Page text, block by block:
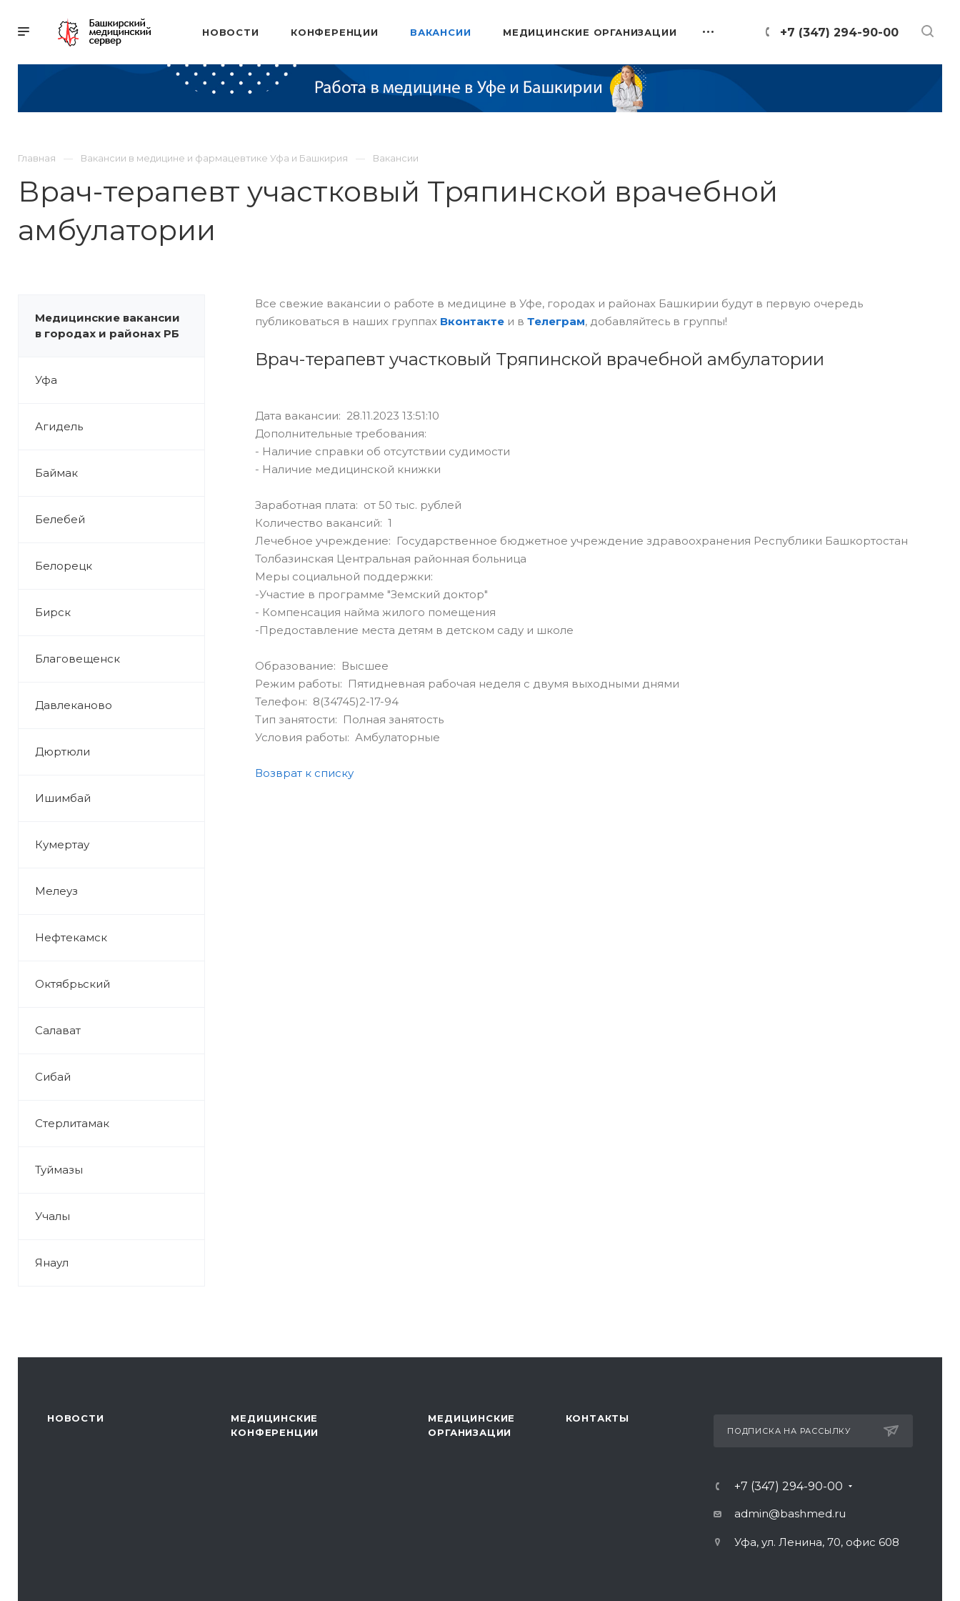
+7 (347) 294-90-00
НОВОСТИ КОНФЕРЕНЦИИ ВАКАНСИИ МЕДИЦИНСКИЕ ОРГАНИЗАЦИИ
Главная Вакансии в медицине и фармацевтике Уфа и Башкирия Вакансии
Врач-терапевт участковый Тряпинской врачебной
амбулатории
Медицинские вакансии
в городах и районах РБ
Уфа
Агидель
Баймак
Белебей
Белорецк
Бирск
Благовещенск
Давлеканово
Дюртюли
Ишимбай
Кумертау
Мелеуз
Нефтекамск
Октябрьский
Салават
Сибай
Стерлитамак
Туймазы
Учалы
Янаул
Все свежие вакансии о работе в медицине в Уфе, городах и районах Башкирии будут в первую очередь
публиковаться в наших группах Вконтактеи в Телеграм, добавляйтесь в группы!
Врач-терапевт участковый Тряпинской врачебной амбулатории
Дата вакансии: 28.11.2023 13:51:10
Дополнительные требования:
- Наличие справки об отсутствии судимости
- Наличие медицинской книжки
Заработная плата: от 50 тыс. рублей
Количество вакансий: 1
Лечебное учреждение: Государственное бюджетное учреждение здравоохранения Республики Башкортостан
Толбазинская Центральная районная больница
Меры социальной поддержки:
-Участие в программе "Земский доктор"
- Компенсация найма жилого помещения
-Предоставление места детям в детском саду и школе
Образование: Высшее
Режим работы: Пятидневная рабочая неделя с двумя выходными днями
Телефон: 8(34745)2-17-94
Тип занятости: Полная занятость
Условия работы: Амбулаторные
Возврат к списку
НОВОСТИ
МЕДИЦИНСКИЕ
КОНФЕРЕНЦИИ
МЕДИЦИНСКИЕ
ОРГАНИЗАЦИИ
КОНТАКТЫ
ПОДПИСКА НА РАССЫЛКУ
+7 (347) 294-90-00
admin@bashmed.ru
Уфа, ул. Ленина, 70, офис 608